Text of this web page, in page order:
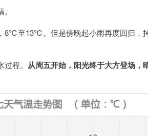
8℃至13℃。但是傍晚起小雨再度回归，
程。 从周五开始，阳光终于大方登场，